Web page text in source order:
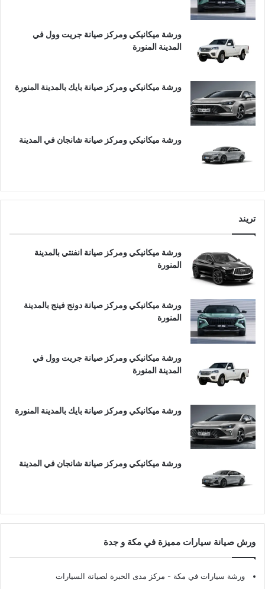
ورشة ميكانيكي ومركز صيانة جريت وول في
المدينة المنورة
ورشة ميكانيكي ومركز صيانة بايك بالمدينة المنورة
ورشة ميكانيكي ومركز صيانة شانجان في المدينة
تريند
ورشة ميكانيكي ومركز صيانة انفنتي بالمدينة
المنورة
ورشة ميكانيكي ومركز صيانة دونج فينج بالمدينة
المنورة
ورشة ميكانيكي ومركز صيانة جريت وول في
المدينة المنورة
ورشة ميكانيكي ومركز صيانة بايك بالمدينة المنورة
ورشة ميكانيكي ومركز صيانة شانجان في المدينة
ورش صيانة سيارات مميزة في مكة و جدة
ورشة سيارات في مكة - مركز مدى الخبرة لصيانة السيارات